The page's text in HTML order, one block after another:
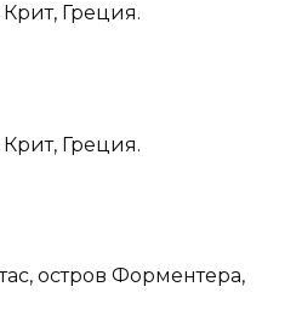
Греция.
Греция.
остров Форментера,